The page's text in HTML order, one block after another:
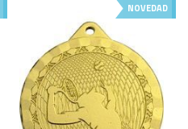
NOVEDAD